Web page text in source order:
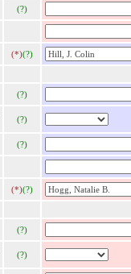
(?)
(*)(?)
(?)
(?)
(?)
(*)(?)
(?)
(?)